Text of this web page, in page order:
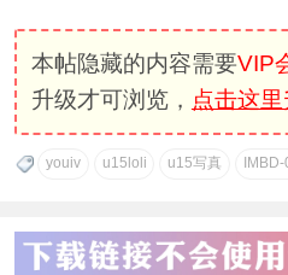
本帖隐藏的内容需要VIP
升级才可浏览， 点击这
youiv u15loli u15写真